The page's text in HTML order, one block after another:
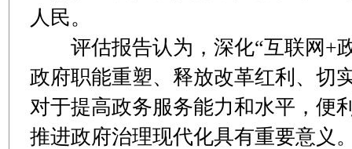
人民。
评估报告认为，深化“互联网+
政府职能重塑、释放改革红利、切
对于提高政务服务能力和水平，便
推进政府治理现代化具有重要意义